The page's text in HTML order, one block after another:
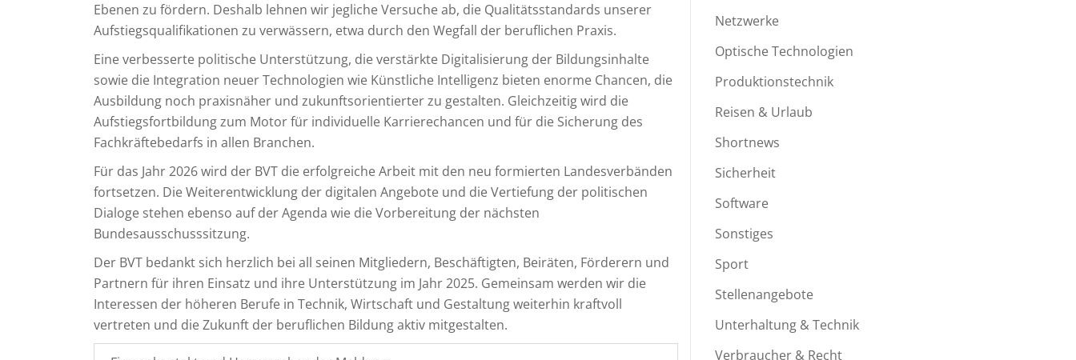
Ebenen zu fördern. Deshalb lehnen wir jegliche Versuche ab, die Qualitätsstandards unserer
Aufstiegsqualifikationen zu verwässern, etwa durch den Wegfall der beruflichen Praxis.
Eine verbesserte politische Unterstützung, die verstärkte Digitalisierung der Bildungsinhalte
sowie die Integration neuer Technologien wie Künstliche Intelligenz bieten enorme Chancen, die
Ausbildung noch praxisnäher und zukunftsorientierter zu gestalten. Gleichzeitig wird die
Aufstiegsfortbildung zum Motor für individuelle Karrierechancen und für die Sicherung des
Fachkräftebedarfs in allen Branchen.
Für das Jahr 2026 wird der BVT die erfolgreiche Arbeit mit den neu formierten Landesverbänden
fortsetzen. Die Weiterentwicklung der digitalen Angebote und die Vertiefung der politischen
Dialoge stehen ebenso auf der Agenda wie die Vorbereitung der nächsten
Bundesausschusssitzung.
Der BVT bedankt sich herzlich bei all seinen Mitgliedern, Beschäftigten, Beiräten, Förderern und
Partnern für ihren Einsatz und ihre Unterstützung im Jahr 2025. Gemeinsam werden wir die
Interessen der höheren Berufe in Technik, Wirtschaft und Gestaltung weiterhin kraftvoll
vertreten und die Zukunft der beruflichen Bildung aktiv mitgestalten.
Netzwerke
Optische Technologien
Produktionstechnik
Reisen & Urlaub
Shortnews
Sicherheit
Software
Sonstiges
Sport
Stellenangebote
Unterhaltung & Technik
Verbraucher & Recht